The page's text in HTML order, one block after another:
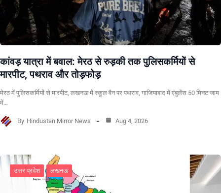
कांवड़ यात्रा में बवाल: मेरठ से रुड़की तक पुलिसकर्मियों से
मारपीट, पथराव और तोड़फोड़
मेरठ में पुलिसकर्मियों से मारपीट, लखनऊ में स्कूल वैन पर पथराव, गाजियाबाद में एंबुलेंस 50 मिनट जाम
में…
By Hindustan Mirror News Aug 4, 2026
उत्तर प्रदेश लखनऊ